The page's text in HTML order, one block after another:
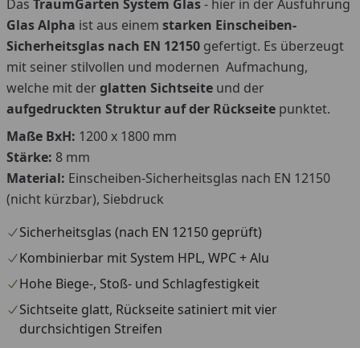
Das TraumGarten System Glas- hier in der Ausführung
Glas Alpha ist aus einem starken Einscheiben-
Sicherheitsglas nach EN 12150 gefertigt. Es überzeugt
mit seiner stilvollen und modernen Aufmachung,
welche mit derglatten Sichtseite und der
aufgedruckten Struktur auf der Rückseite punktet.
Maße BxH: 1200 x 1800 mm
Stärke: 8 mm
Material: Einscheiben-Sicherheitsglas nach EN 12150
(nicht kürzbar), Siebdruck
Sicherheitsglas (nach EN 12150 geprüft)
Kombinierbar mit System HPL, WPC + Alu
Hohe Biege-, Stoß- und Schlagfestigkeit
Sichtseite glatt, Rückseite satiniert mit vier
durchsichtigen Streifen